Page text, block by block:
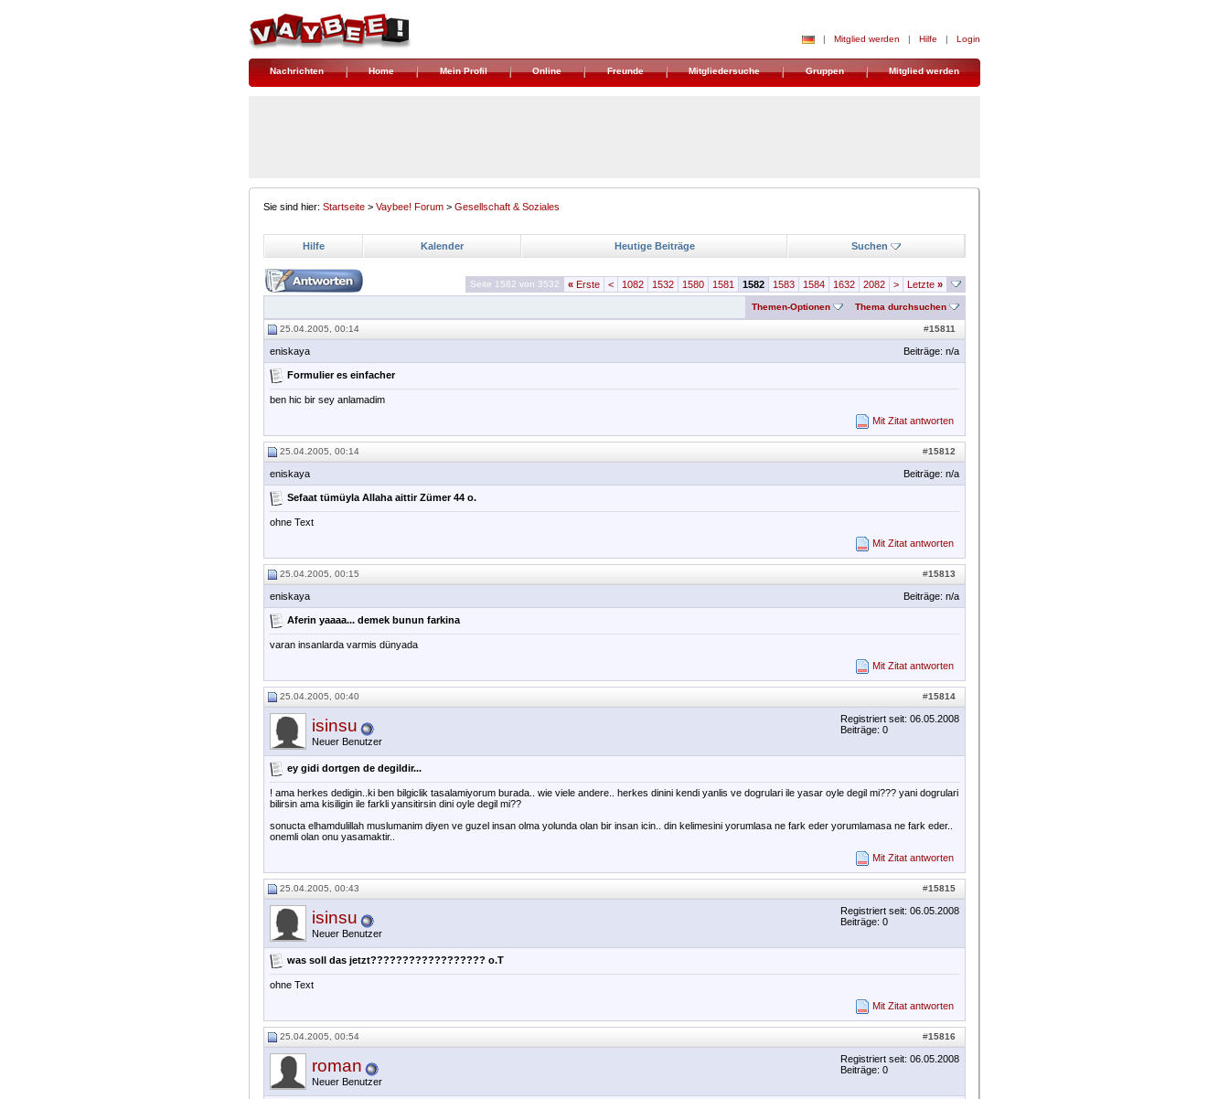
| Mitglied werden | Hilfe | Login
Nachrichten Home Mein Profil Online Freunde Mitgliedersuche Gruppen Mitglied werden
Sie sind hier: Startseite > Vaybee! Forum > Gesellschaft & Soziales
Hilfe Kalender Heutige Beiträge Suchen
Seite 1582 von 3532 « Erste < 1082 1532 1580 1581 1582 1583 1584 1632 2082 > Letzte »
Themen-Optionen Thema durchsuchen
#15811
25.04.2005, 00:14
eniskaya Beiträge: n/a
Formulier es einfacher
ben hic bir sey anlamadim
Mit Zitat antworten
#15812
25.04.2005, 00:14
eniskaya Beiträge: n/a
Sefaat tümüyla Allaha aittir Zümer 44 o.
ohne Text
Mit Zitat antworten
#15813
25.04.2005, 00:15
eniskaya Beiträge: n/a
Aferin yaaaa... demek bunun farkina
varan insanlarda varmis dünyada
Mit Zitat antworten
#15814
25.04.2005, 00:40
isinsu
Neuer Benutzer
Registriert seit: 06.05.2008
Beiträge: 0
ey gidi dortgen de degildir...
! ama herkes dedigin..ki ben bilgiclik tasalamiyorum burada.. wie viele andere.. herkes dinini kendi yanlis ve dogrulari ile yasar oyle degil mi??? yani dogrulari
bilirsin ama kisiligin ile farkli yansitirsin dini oyle degil mi??
sonucta elhamdulillah muslumanim diyen ve guzel insan olma yolunda olan bir insan icin.. din kelimesini yorumlasa ne fark eder yorumlamasa ne fark eder..
onemli olan onu yasamaktir..
Mit Zitat antworten
#15815
25.04.2005, 00:43
isinsu
Neuer Benutzer
Registriert seit: 06.05.2008
Beiträge: 0
was soll das jetzt?????????????????? o.T
ohne Text
Mit Zitat antworten
#15816
25.04.2005, 00:54
roman
Neuer Benutzer
Registriert seit: 06.05.2008
Beiträge: 0